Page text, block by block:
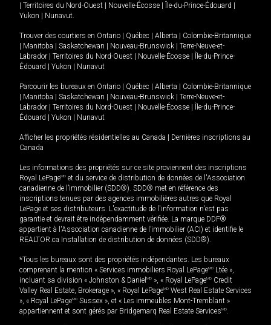
| Territoires du Nord-Ouest | Nouvelle-Écosse | Île-du-Prince-Édouard |
Yukon | Nunavut
Trouver des courtiers en Ontario | Québec | Alberta | Colombie-Britannique
| Manitoba | Saskatchewan | Nouveau-Brunswick | Terre-Neuve-et-
Labrador | Territoires du Nord-Ouest | Nouvelle-Écosse | Île-du-Prince-
Édouard | Yukon | Nunavut
Parcourir les bureaux en Ontario | Québec | Alberta | Colombie-Britannique
| Manitoba | Saskatchewan | Nouveau-Brunswick | Terre-Neuve-et-
Labrador | Territoires du Nord-Ouest | Nouvelle-Écosse | Île-du-Prince-
Édouard | Yukon | Nunavut
Afficher les propriétés résidentielles au Canada | Dernières inscriptions au
Canada
Les informations des propriétés sur ce site proviennent des inscriptions
Royal LePageMD et du service de distribution de données de l'Association
canadienne de l’immobilier (SDD®). SDD® met en référence des
inscriptions tenues par des agences immobilières autres que Royal
LePage et ses distributeurs. L'exactitude de l'information n'est pas
garantie et devrait être indépendamment vérifiée. La marque DDF®
appartient à l'Association canadienne de l’immobilier (ACI) et identifie le
REALTOR.ca Installation de distribution de données (SDD®).
*Tous les bureaux sont des propriétés indépendantes. Les bureaux
comprenant la mention « Services immobiliers Royal LePageMD Ltée »,
incluant sa division « Johnston & Daniel MD », « Royal LePageMD Credit
Valley Real Estate, Brokerage », « Royal LePageMD West Real Estate Services
», « Royal LePageMD Sussex », et « Les immeubles Mont-Tremblant »
appartiennent et sont gérés par Bridgemarq Real Estate ServicesMD